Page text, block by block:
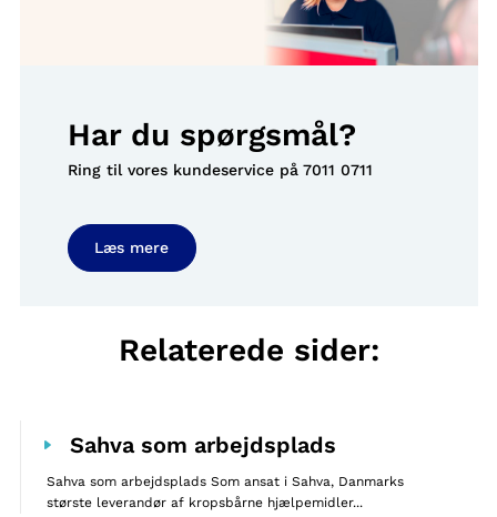
Har du spørgsmål?
Ring til vores kundeservice på 7011 0711
Læs mere
Relaterede sider:
Sahva som arbejdsplads
Sahva som arbejdsplads Som ansat i Sahva, Danmarks
største leverandør af kropsbårne hjælpemidler...